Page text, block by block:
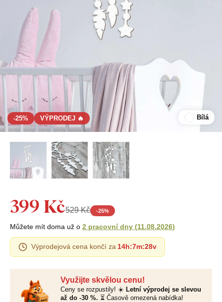
-25% VÝPRODEJ 🔥 Bílá
Využijte skvělou cenu!
Ceny se rozpustily! ☀️ Letní výprodej se slevou
až do -30 %. ⏳ Časově omezená nabídka!
399 Kč529 Kč -25%
Můžete mít doma už o 2 pracovní dny (11.08.2026)
Výprodejová cena končí za 14h:7m:27v